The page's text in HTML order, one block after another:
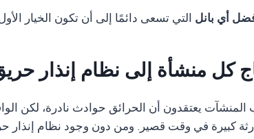
أي بانل التي تسعى دائمًا إلى أن تكون الخيار
كل منشأة إلى نظام إنذار
يعتقدون أن الحرائق حوادث نادرة، لكن
كبيرة في وقت قصير. ومن دون وجود نظام إنذار